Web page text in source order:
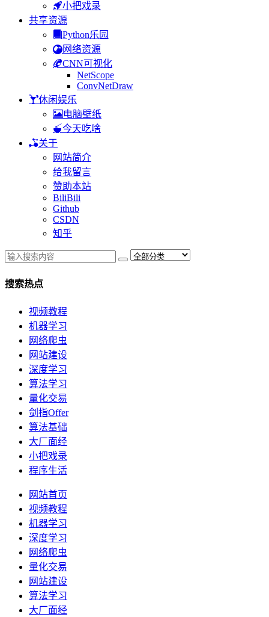
小把戏录
共享资源
Python乐园
网络资源
CNN可视化
NetScope
ConvNetDraw
休闲娱乐
电脑壁纸
今天吃啥
关于
网站简介
给我留言
赞助本站
BiliBili
Github
CSDN
知乎
搜索热点
视频教程
机器学习
网络爬虫
网站建设
深度学习
算法学习
量化交易
剑指Offer
算法基础
大厂面经
小把戏录
程序生活
网站首页
视频教程
机器学习
深度学习
网络爬虫
量化交易
网站建设
算法学习
大厂面经